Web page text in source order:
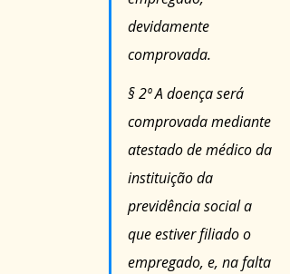
devidamente
comprovada.
§ 2º A doença será
comprovada mediante
atestado de médico da
instituição da
previdência social a
que estiver filiado o
empregado, e, na falta